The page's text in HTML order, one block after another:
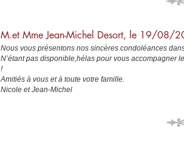
M.et Mme Jean-Michel Desort, le 19/08/
Nous vous présentons nos sincères condoléances
N’étant pas disponible,hélas pour vous accompagner
!
Amitiés à vous et à toute votre famille.
Nicole et Jean-Michel